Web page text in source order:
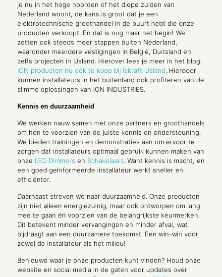
je nu in het hoge noorden of het diepe zuiden van
Nederland woont, de kans is groot dat je een
elektrotechnische groothandel in de buurt hebt die onze
producten verkoopt. En dat is nog maar het begin! We
zetten ook steeds meer stappen buiten Nederland,
waaronder meerdere vestigingen in België, Duitsland en
zelfs projecten in IJsland. Hierover lees je meer in het blog:
ION producten nu ook te koop bij Ískraft IJsland. Hierdoor
kunnen installateurs in het buitenland ook profiteren van de
slimme oplossingen van ION INDUSTRIES.
Kennis en duurzaamheid
We werken nauw samen met onze partners en groothandels
om hen te voorzien van de juiste kennis en ondersteuning.
We bieden trainingen en demonstraties aan om ervoor te
zorgen dat installateurs optimaal gebruik kunnen maken van
onze LED Dimmers en Schakelaars. Want kennis is macht, en
een goed geïnformeerde installateur werkt sneller en
efficiënter.
Daarnaast streven we naar duurzaamheid. Onze producten
zijn niet alleen energiezuinig, maar ook ontworpen om lang
mee te gaan én voorzien van de belangrijkste keurmerken.
Dit betekent minder vervangingen en minder afval, wat
bijdraagt aan een duurzamere toekomst. Een win-win voor
zowel de installateur als het milieu!
Benieuwd waar je onze producten kunt vinden? Houd onze
website en social media in de gaten voor updates over